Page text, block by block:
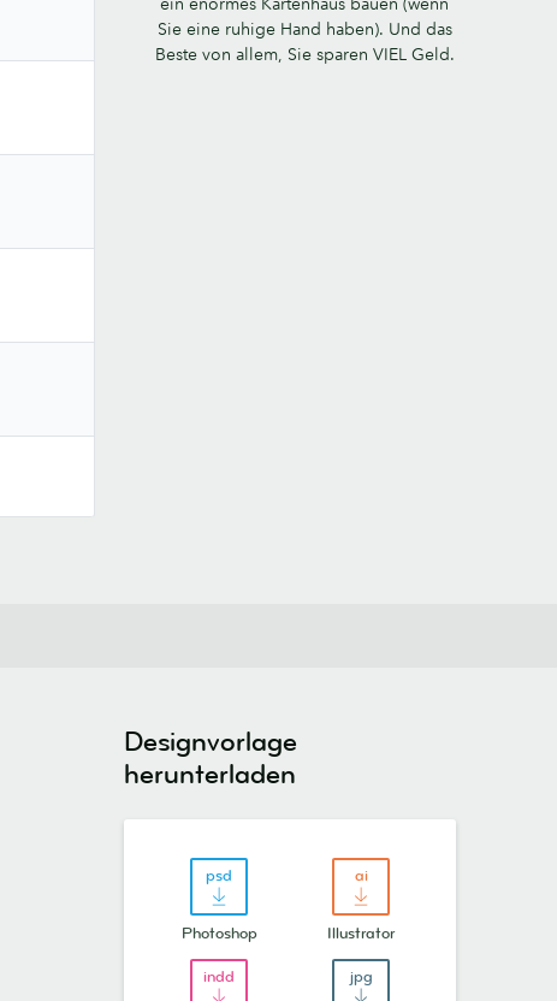
Sie eine ruhige Hand haben). Und das
Beste von allem, Sie sparen VIEL Geld.
Designvorlage
herunterladen
Photoshop Illustrator